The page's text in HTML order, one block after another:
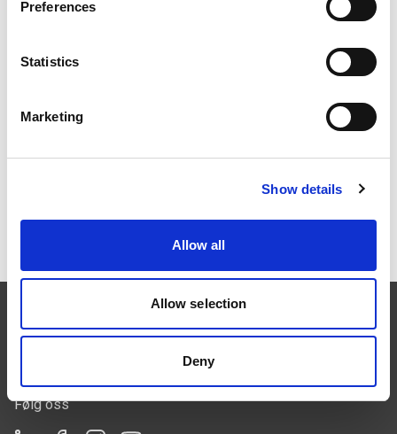
Preferences
Statistics
Marketing
Show details
Allow all
Allow selection
Deny
profilert platetak
Snøfanger av profilrist for
Følg oss